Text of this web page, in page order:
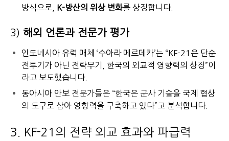
방식으로,
K-방산의 위상 변화를 상징합니다.
3) 해외 언론과 전문가 평가
인도네시아 유력 매체 ‘수아라 메르데카’는 “KF-21은 단순
전투기가 아닌 전략무기, 한국의 외교적 영향력의 상징”이
라고 보도했습니다.
동아시아 안보 전문가들은 “한국은 군사 기술을 국제 협상
의 도구로 삼아 영향력을 구축하고 있다”고 분석합니다.
3. KF-21의 전략 외교 효과와 파급력